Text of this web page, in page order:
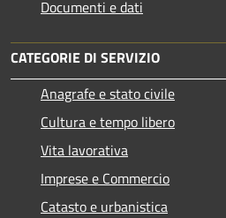
Documenti e dati
CATEGORIE DI SERVIZIO
Anagrafe e stato civile
Cultura e tempo libero
Vita lavorativa
Imprese e Commercio
Catasto e urbanistica